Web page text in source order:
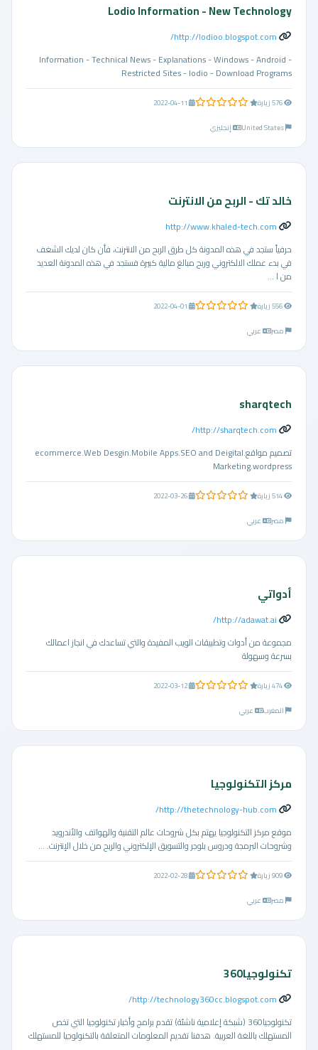
Lodio Information - New Technology
http://lodioo.blogspot.com/
Information - Technical News - Explanations - Windows - Android -
Restricted Sites - lodio - Download Programs
0.0 من 5 نجوم
إنجليزي
خالد تك - الربح من الانترنت
http://www.khaled-tech.com
حرفياً ستجد في هذه المدونة كل طرق الربح من الانترنت، فأن كان لديك الشغف
في بدء عملك الالكتروني وربح مبالغ مالية كبيرة فستجد في هذه المدونة العديد
من ا ...
0.0 من 5 نجوم
مصر
عربي
sharqtech
http://sharqtech.com/
تصميم مواقع.ecommerce.Web Desgin.Mobile Apps.SEO and Deigital
Marketing.wordpress
0.0 من 5 نجوم
مصر
عربي
أدواتي
http://adawat.ai/
مجموعة من أدوات وتطبيقات الويب المفيدة والتي تساعدك في انجاز اعمالك
بسرعة وسهولة
0.0 من 5 نجوم
المغرب
عربي
مركز التكنولوجيا
http://thetechnology-hub.com/
موقع مركز التكنولوجيا يهتم بكل شروحات عالم التقنية والهواتف والأندرويد
وشروحات البرمجة ودروس بلوجر والتسويق الإلكتروني والربح من خلال الإنترنت. ...
0.0 من 5 نجوم
مصر
عربي
تكنولوجيا360
http://technology360cc.blogspot.com/
تكنولوجيا360 (شبكة إعلامية ناشئة) تقدم برامج وأخبار تكنولوجيا التي تخص
المستهلك باللغة العربية. هدفنا تقديم المعلومات المتعلقة بالتكنولوجيا للمستهلك